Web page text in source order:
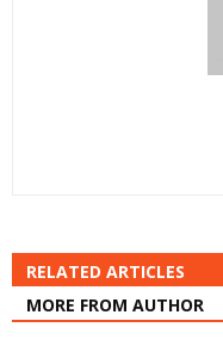
RELATED ARTICLES
MORE FROM AUTHOR